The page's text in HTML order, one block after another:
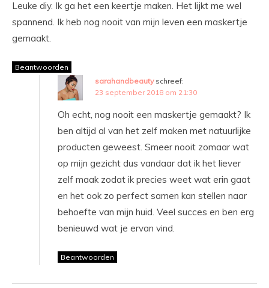
Leuke diy. Ik ga het een keertje maken. Het lijkt me wel
spannend. Ik heb nog nooit van mijn leven een maskertje
gemaakt.
Beantwoorden
sarahandbeauty schreef:
23 september 2018 om 21:30
Oh echt, nog nooit een maskertje gemaakt? Ik
ben altijd al van het zelf maken met natuurlijke
producten geweest. Smeer nooit zomaar wat
op mijn gezicht dus vandaar dat ik het liever
zelf maak zodat ik precies weet wat erin gaat
en het ook zo perfect samen kan stellen naar
behoefte van mijn huid. Veel succes en ben erg
benieuwd wat je ervan vind.
Beantwoorden